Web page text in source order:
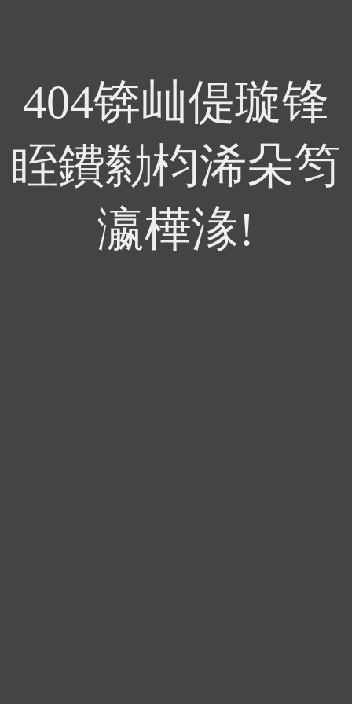
404锛屾偍璇锋
眰鐨勬枃浠朵笉
瀛樺湪!